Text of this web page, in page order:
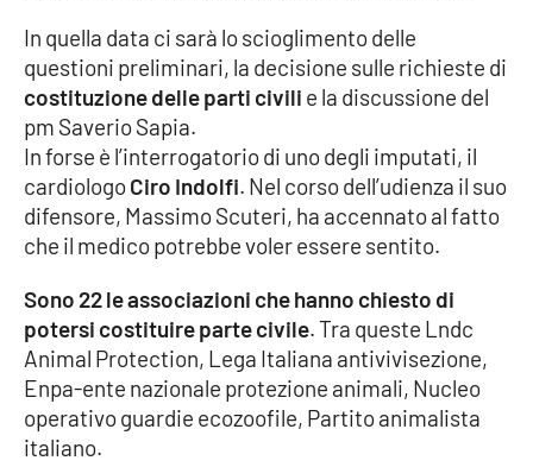
Economia e Lavoro
Politica
Sanità
Società
Sport
RUBRICHE
Good Morning Vietnam
In quella data ci sarà lo scioglimento delle
questioni preliminari, la decisione sulle richieste di
costituzione delle parti civili e la discussione del
pm Saverio Sapia.
In forse è l’interrogatorio di uno degli imputati, il
cardiologoCiro Indolfi. Nel corso dell’udienza il suo
difensore, Massimo Scuteri, ha accennato al fatto
che il medico potrebbe voler essere sentito.
Sono 22 le associazioni che hanno chiesto di
potersi costituire parte civile. Tra queste Lndc
Animal Protection, Lega Italiana antivivisezione,
Enpa-ente nazionale protezione animali, Nucleo
operativo guardie ecozoofile, Partito animalista
italiano.